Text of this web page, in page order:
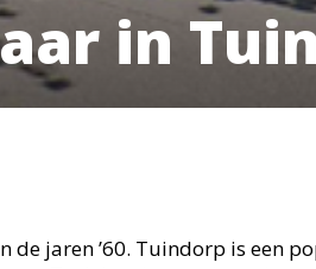
in
de jaren ’60. Tuindorp is een